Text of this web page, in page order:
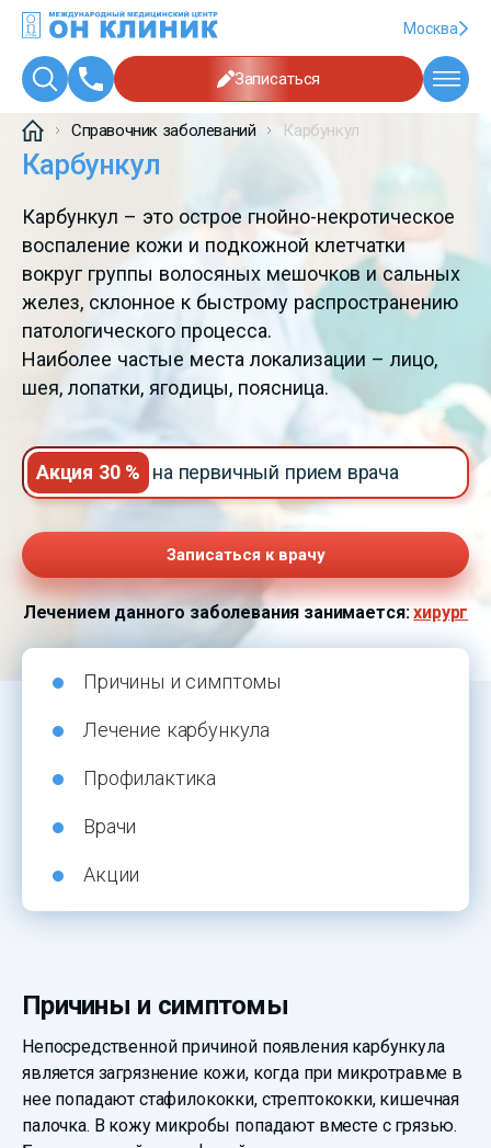
Москва
Записаться
Справочник заболеваний Карбункул
Карбункул
Карбункул – это острое гнойно-некротическое
воспаление кожи и подкожной клетчатки
вокруг группы волосяных мешочков и сальных
желез, склонное к быстрому распространению
патологического процесса.
Наиболее частые места локализации – лицо,
шея, лопатки, ягодицы, поясница.
Акция 30 % на первичный прием врача
Записаться к врачу
Лечением данного заболевания занимается:хирург
Причины и симптомы
Лечение карбункула
Профилактика
Врачи
Акции
Причины и симптомы
Непосредственной причиной появления карбункула
является загрязнение кожи, когда при микротравме в
нее попадают стафилококки, стрептококки, кишечная
палочка. В кожу микробы попадают вместе с грязью.